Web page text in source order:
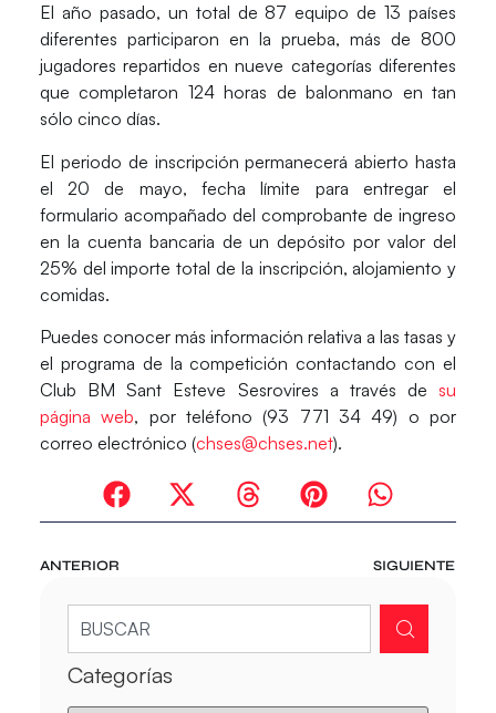
El año pasado, un total de 87 equipo de 13 países
diferentes participaron en la prueba, más de 800
jugadores repartidos en nueve categorías diferentes
que completaron 124 horas de balonmano en tan
sólo cinco días.
El periodo de inscripción permanecerá abierto hasta
el 20 de mayo, fecha límite para entregar el
formulario acompañado del comprobante de ingreso
en la cuenta bancaria de un depósito por valor del
25% del importe total de la inscripción, alojamiento y
comidas.
Puedes conocer más información relativa a las tasas y
el programa de la competición contactando con el
Club BM Sant Esteve Sesrovires a través de su
página web, por teléfono (93 771 34 49) o por
correo electrónico (chses@chses.net).
ANTERIOR SIGUIENTE
Categorías